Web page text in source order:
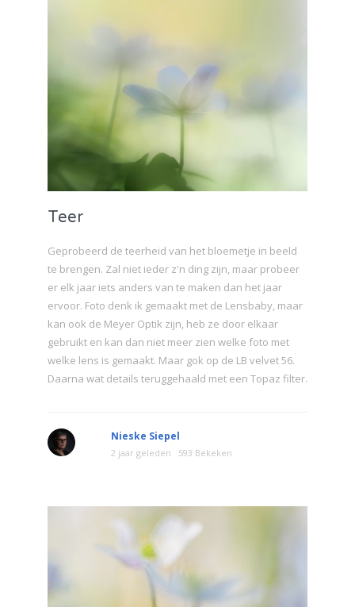
Teer
Geprobeerd de teerheid van het bloemetje in beeld
te brengen. Zal niet ieder z'n ding zijn, maar probeer
er elk jaar iets anders van te maken dan het jaar
ervoor. Foto denk ik gemaakt met de Lensbaby, maar
kan ook de Meyer Optik zijn, heb ze door elkaar
gebruikt en kan dan niet meer zien welke foto met
welke lens is gemaakt. Maar gok op de LB velvet 56.
Daarna wat details teruggehaald met een Topaz filter.
Nieske Siepel
2 jaar geleden 593 Bekeken